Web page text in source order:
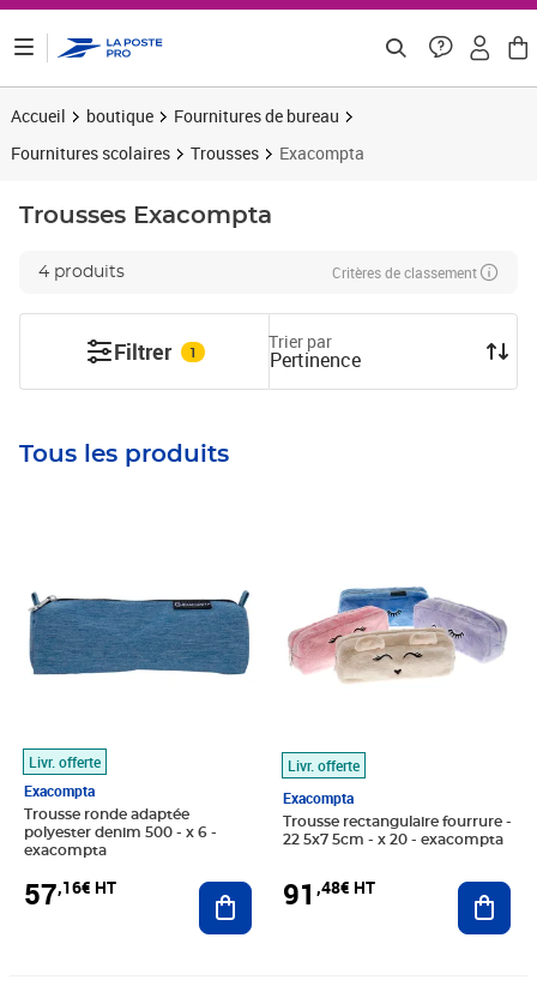
Accueil boutique
Fournitures de bureau
Fournitures scolaires
Trousses Exacompta
Trousses Exacompta
4 produits Critères de classement
Filtrer 1 Trier par
Pertinence
Tous les produits
Livr. offerte
Exacompta
Trousse ronde adaptée
polyester denim 500 - x 6 -
exacompta
57,16€ HT Ajouter au panier
Livr. offerte
Exacompta
Trousse rectangulaire fourrure -
22 5x7 5cm - x 20 - exacompta
91 ,48€ HT